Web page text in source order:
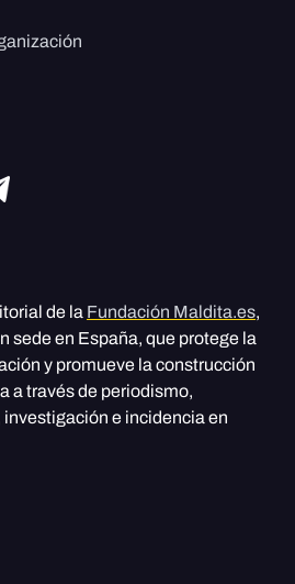
de la Fundación Maldita.es,
sede en España, que protege la
y promueve la construcción
a través de periodismo,
e incidencia en